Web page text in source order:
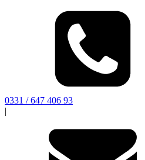
0331 / 647 406 93
|